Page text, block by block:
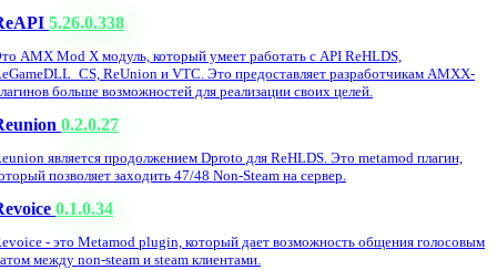
5.26.0.338
AMX Mod X модуль, который умеет работать с API ReHLDS,
ReUnion и VTC. Это предоставляет разработчикам AMXX-
больше возможностей для реализации своих целей.
0.2.0.27
является продолжением Dproto для ReHLDS. Это metamod плагин,
позволяет заходить 47/48 Non-Steam на сервер.
0.1.0.34
- это Metamod plugin, который дает возможность общения голосовым
между non-steam и steam клиентами.